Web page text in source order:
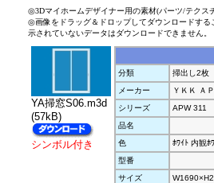
◎3Dマイホームデザイナー用の素材(パーツ/テクス
◎画像をドラッグ＆ドロップしてダウンロードす
示されていないデータはダウンロードできません。
YA掃窓S06.m3d
(57kB)
シンボル付き
分類
掃出し2枚
メーカー
ＹＫＫ ＡＰ
シリーズ
APW 311
品名
色
ﾎﾜｲﾄ 内観ﾎ
型番
サイズ